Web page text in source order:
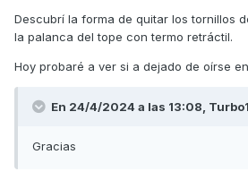
Si a alguien le a ocurrido y tiene
agradecería. Saludos a todos y
Descubrí la forma de quitar los tornillos
la palanca del tope con termo retráctil.
Hoy probaré a ver si a dejado de oírse
En 24/4/2024 a las 13:08,
Gracias